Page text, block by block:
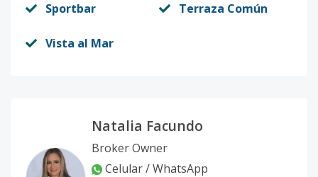
Sportbar Terraza Común
Vista al Mar
Natalia Facundo
Broker Owner
Celular / WhatsApp